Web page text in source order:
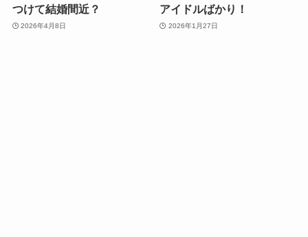
つけて結婚間近？
2026年4月8日
アイドルばかり！
2026年1月27日